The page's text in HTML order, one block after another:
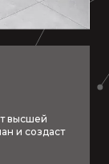
высшей
и создаст